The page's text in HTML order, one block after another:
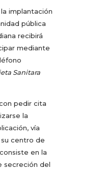
implantación
pública
recibirá
mediante
Sanitara
pedir cita
la
vía
centro de
en la
secreción del